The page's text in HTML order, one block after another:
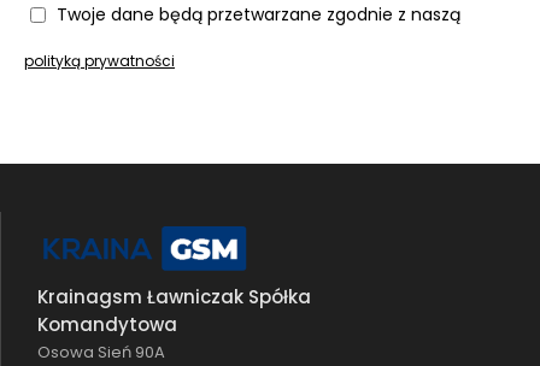
Twoje dane będą przetwarzane zgodnie z naszą
polityką prywatności
Krainagsm Ławniczak Spółka
Komandytowa
Osowa Sień 90A